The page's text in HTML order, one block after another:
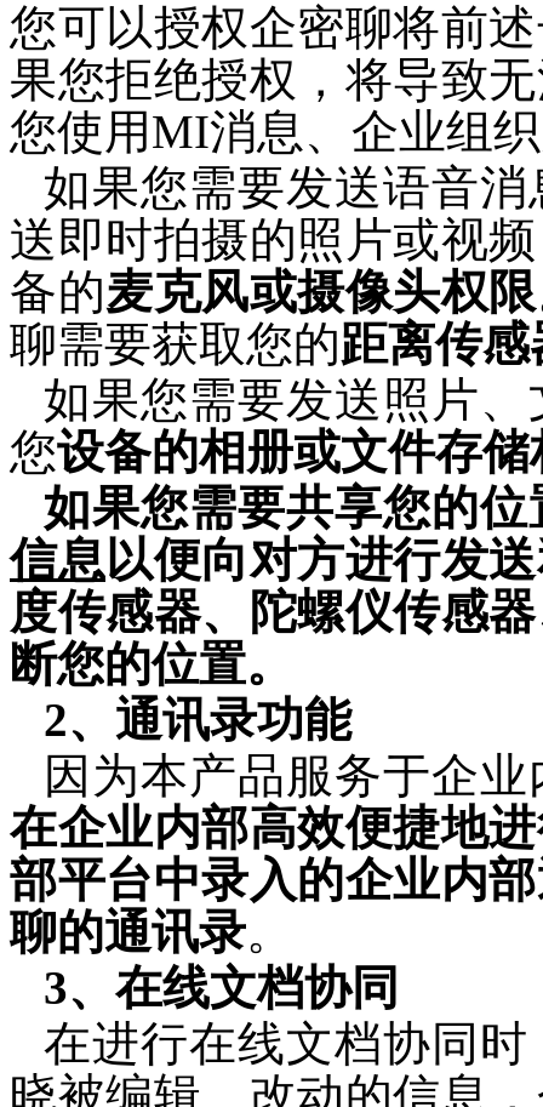
您可以授权企密聊将前
果您拒绝授权，将导致
您使用MI消息、企业组
如果您需要发送语音
送即时拍摄的照片或视
备的麦克风或摄像头权限
聊需要获取您的距离传感
如果您需要发送照片
您设备的相册或文件存储
如果您需要共享您的位
信息以便向对方进行发
度传感器、陀螺仪传感
断您的位置。
2、 通讯录功能
因为本产品服务于企
在企业内部高效便捷地
部平台中录入的企业内
聊的通讯录。
3、在线文档协同
在进行在线文档协同
晓被编辑、改动的信息，